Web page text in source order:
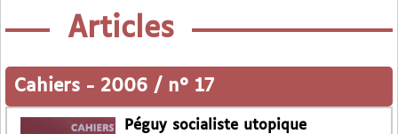
Articles
Cahiers - 2006 / n° 17
Péguy socialiste utopique